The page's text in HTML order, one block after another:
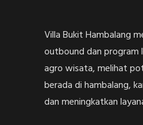
Villa Bukit Hambalang
outbound dan program
agro wisata, melihat
berada di hambalang,
dan meningkatkan